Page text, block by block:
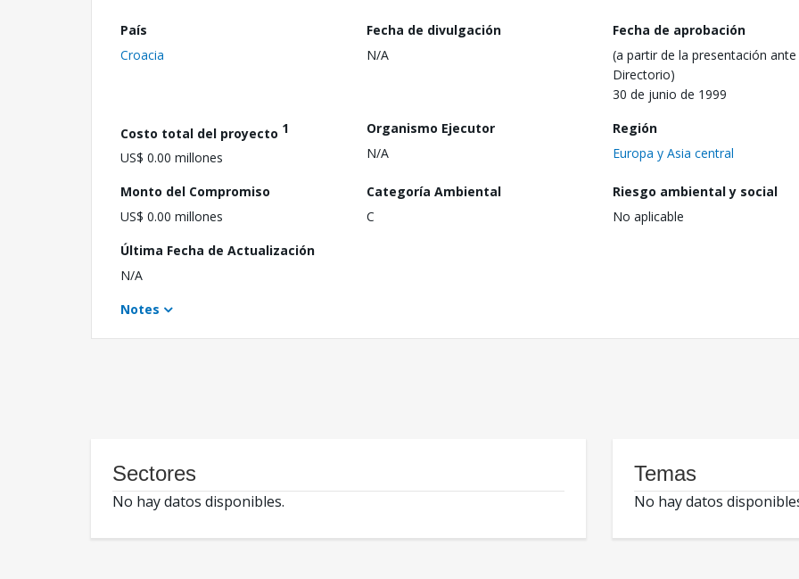
País
Croacia
Fecha de divulgación
N/A
Fecha de aprobación
(a partir de la presentación ante
Directorio)
30 de junio de 1999
Costo total del proyecto 1
US$ 0.00 millones
Organismo Ejecutor
N/A
Región
Europa y Asia central
Monto del Compromiso
US$ 0.00 millones
Categoría Ambiental
C
Riesgo ambiental y social
No aplicable
Última Fecha de Actualización
N/A
Notes
Sectores
No hay datos disponibles.
Temas
No hay datos